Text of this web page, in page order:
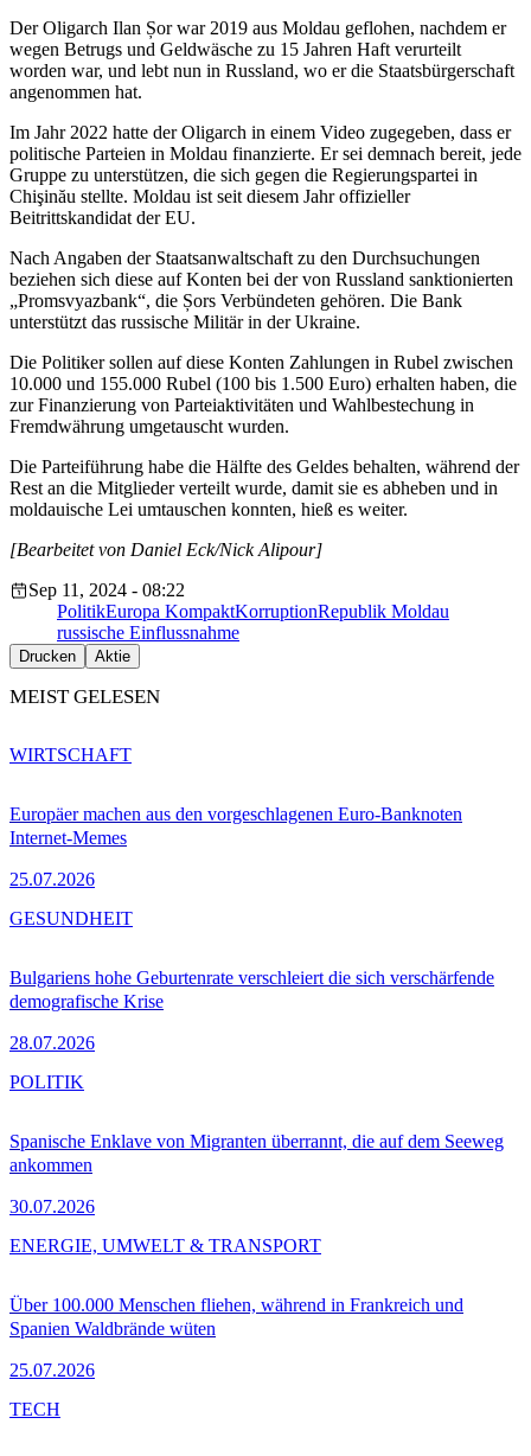
Der Oligarch Ilan Șor war 2019 aus Moldau geflohen, nachdem er
wegen Betrugs und Geldwäsche zu 15 Jahren Haft verurteilt
worden war, und lebt nun in Russland, wo er die Staatsbürgerschaft
angenommen hat.
Im Jahr 2022 hatte der Oligarch in einem Video zugegeben, dass er
politische Parteien in Moldau finanzierte. Er sei demnach bereit, jede
Gruppe zu unterstützen, die sich gegen die Regierungspartei in
Chişinău stellte. Moldau ist seit diesem Jahr offizieller
Beitrittskandidat der EU.
Nach Angaben der Staatsanwaltschaft zu den Durchsuchungen
beziehen sich diese auf Konten bei der von Russland sanktionierten
„Promsvyazbank“, die Șors Verbündeten gehören. Die Bank
unterstützt das russische Militär in der Ukraine.
Die Politiker sollen auf diese Konten Zahlungen in Rubel zwischen
10.000 und 155.000 Rubel (100 bis 1.500 Euro) erhalten haben, die
zur Finanzierung von Parteiaktivitäten und Wahlbestechung in
Fremdwährung umgetauscht wurden.
Die Parteiführung habe die Hälfte des Geldes behalten, während der
Rest an die Mitglieder verteilt wurde, damit sie es abheben und in
moldauische Lei umtauschen konnten, hieß es weiter.
[Bearbeitet von Daniel Eck/Nick Alipour]
Sep 11, 2024 - 08:22
PolitikEuropa KompaktKorruptionRepublik Moldau
russische Einflussnahme
Drucken Aktie
MEIST GELESEN
Europäer machen aus den vorgeschlagenen Euro-Banknoten
Internet-Memes
25.07.2026
WIRTSCHAFT
Bulgariens hohe Geburtenrate verschleiert die sich verschärfende
demografische Krise
28.07.2026
GESUNDHEIT
Spanische Enklave von Migranten überrannt, die auf dem Seeweg
ankommen
30.07.2026
POLITIK
Über 100.000 Menschen fliehen, während in Frankreich und
Spanien Waldbrände wüten
25.07.2026
ENERGIE, UMWELT & TRANSPORT
TECH